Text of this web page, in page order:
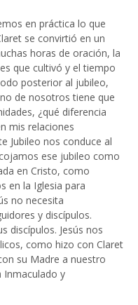
en práctica lo que
se convirtió en un
horas de oración, la
que cultivó y el tiempo
posterior al jubileo,
de nosotros tiene que
¿qué diferencia
mis relaciones
Jubileo nos conduce al
ese jubileo como
en Cristo, como
en la Iglesia para
no necesita
y discípulos.
discípulos. Jesús nos
como hizo con Claret
su Madre a nuestro
Inmaculado y